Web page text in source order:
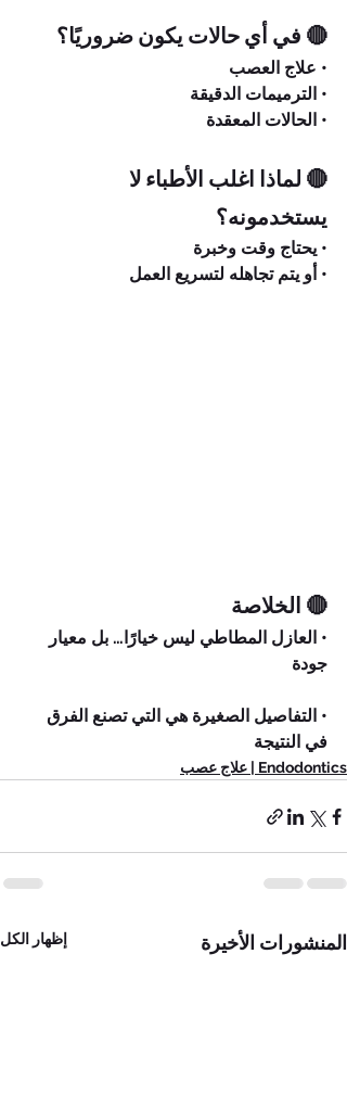
🔴 في أي حالات يكون ضروريًا؟
• علاج العصب
• الترميمات الدقيقة
• الحالات المعقدة
🔴 لماذا اغلب الأطباء لا
يستخدمونه؟
• يحتاج وقت وخبرة
• أو يتم تجاهله لتسريع العمل
🔴 الخلاصة
• العازل المطاطي ليس خيارًا… بل معيار
جودة
• التفاصيل الصغيرة هي التي تصنع الفرق
في النتيجة
Endodontics | علاج عصب
المنشورات الأخيرة إظهار الكل